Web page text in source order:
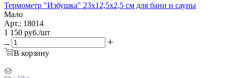
Термометр "Избушка" 23х12,5х2,5 см для бани и сауны
Мало
Арт.: 18014
1 150 руб./шт
В корзину